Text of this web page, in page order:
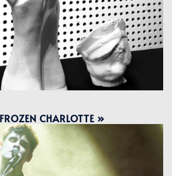
CHARLOTTE »